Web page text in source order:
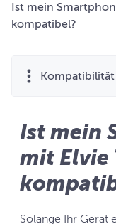
Ist mein
kompatibel?
Kompatibilität
Ist mein
mit Elvie
Solange Ihr Gerät